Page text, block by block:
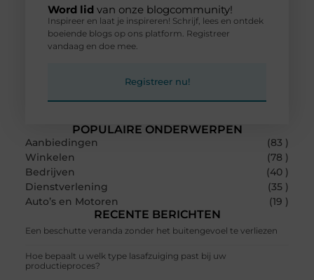
POPULAIRE ONDERWERPEN
Aanbiedingen
(83 )
Winkelen
(78 )
Bedrijven
(40 )
Dienstverlening
(35 )
Auto’s en Motoren
(19 )
RECENTE BERICHTEN
Een beschutte veranda zonder het buitengevoel te verliezen
Hoe bepaalt u welk type lasafzuiging past bij uw
productieproces?
Word lid van onze blogcommunity!
Inspireer en laat je inspireren! Schrijf, lees en ontdek
boeiende blogs op ons platform. Registreer
vandaag en doe mee.
Registreer nu!